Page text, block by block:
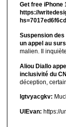
Get free iPhone
https://
Suspension
un appel au
malien. Il
Aliou Diallo
inclusivité du
déception,
lgtvyacgkv:
UIEvan: https://